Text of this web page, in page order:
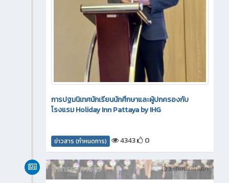
การปฐมนิเทศนักเรียนนักศึกษาและผู้ปกครองกับ
โรงแรม Holiday Inn Pattaya by IHG
ข่าวสาร (กำหนดการ) 4343 0
3 เดือน ที่ผ่านมา
กิจกรรมภายใน